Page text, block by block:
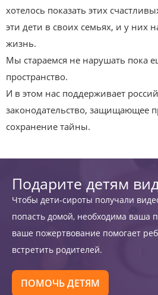
хотелось показать этих
эти дети в своих семьях, и у них
жизнь.
Мы стараемся не нарушать пока
пространство.
И в этом нас поддерживает
законодательство, защищающее
сохранение тайны.
Подарите детям
Чтобы дети-сироты получали
попасть домой, необходима ваша
ваше пожертвование помогает
встретить родителей.
ПОМОЧЬ ДЕТЯМ